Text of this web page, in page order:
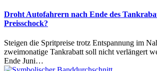
Droht Autofahrern nach Ende des
Preisschock?
Steigen die Spritpreise trotz Entspannung im
zweimonatige Tankrabatt soll nicht verlängert
Ende Juni…